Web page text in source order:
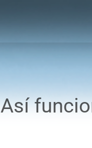
Así